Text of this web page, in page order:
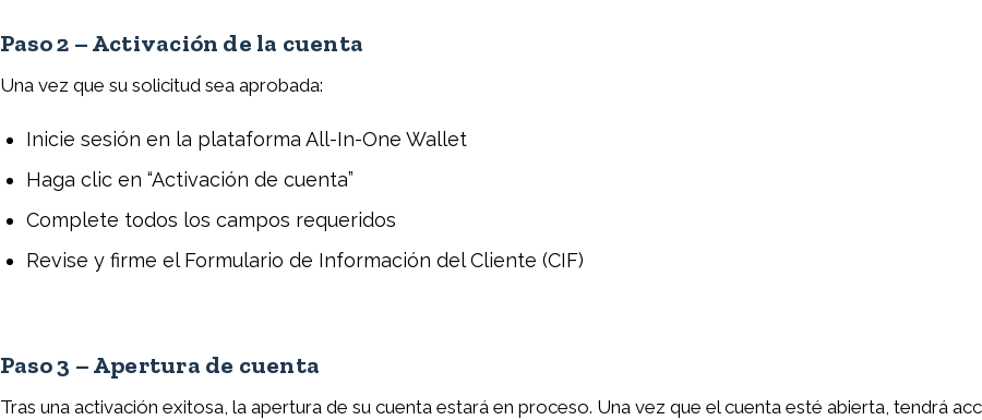
Paso 2 – Activación de la cuenta
Una vez que su solicitud sea aprobada:
Inicie sesión en la plataforma All-In-One Wallet
Haga clic en “Activación de cuenta”
Complete todos los campos requeridos
Revise y firme el Formulario de Información del Cliente (CIF)
Paso 3 – Apertura de cuenta
Tras una activación exitosa, la apertura de su cuenta estará en proceso. Una vez que el cuenta esté abierta, tendrá